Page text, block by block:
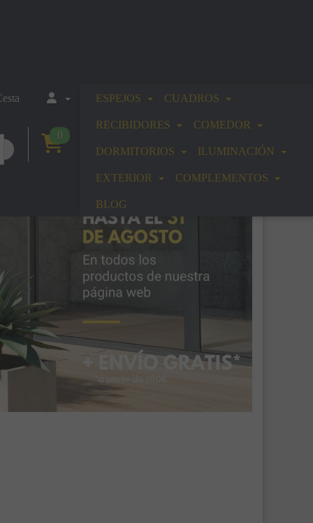
0
ESPEJOS CUADROS
RECIBIDORES COMEDOR
DORMITORIOS ILUMINACIÓN
EXTERIOR COMPLEMENTOS
BLOG